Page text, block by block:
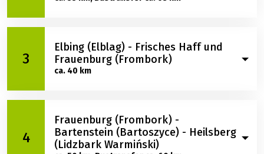
Marienburg (Malbork), wo Sie die größte
mittelalterliche Festungsanlage Europas, die
imposante Ordensburg der Kreuzritter, besichtigen.
Am Nachmittag starten Sie Ihre erste Radtour - eine
zum Einradeln - mit Ziel Elbing (Elblag).
Übernachtung in einem Hotel in Elbing (Elblag).
3
Elbing (Elblag) - Frisches Haff und
Frauenburg (Frombork)
ca. 40 km
nach Frauenburg (Frombork), Nikolaus Kopernikus
Stadt. Dort angekommen, erwartet Sie die
Besichtigung des berühmten Dom (fakultativ). Die
4
Frauenburg (Frombork) -
Bartenstein (Bartoszyce) - Heilsberg
(Lidzbark Warmiński)